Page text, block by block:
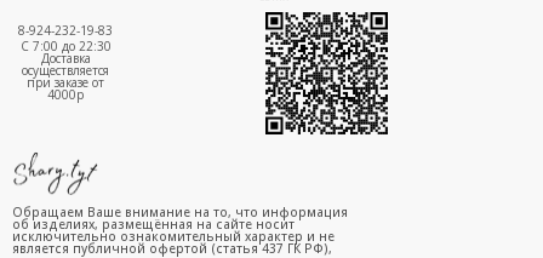
8-924-232-19-83
С 7:00 до 22:30
Доставка
осуществляется
при заказе от
4000р
Обращаем Ваше внимание на то, что информация
об изделиях, размещённая на сайте носит
исключительно ознакомительный характер и не
является публичной офертой (статья 437 ГК РФ),